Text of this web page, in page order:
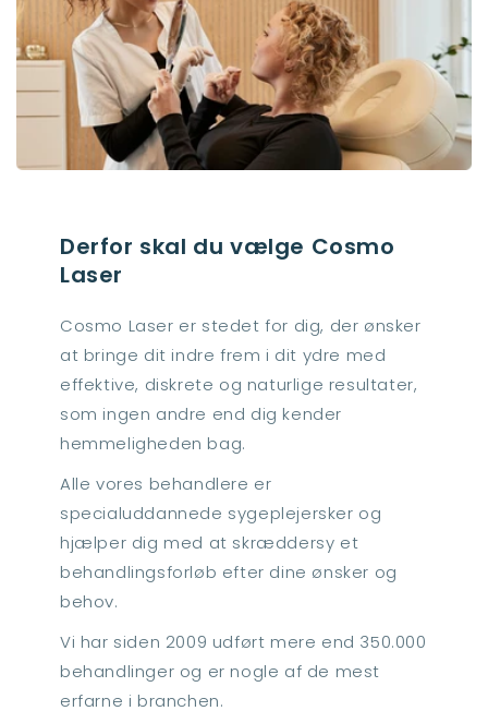
Derfor skal du vælge Cosmo
Laser
Cosmo Laser er stedet for dig, der ønsker
at bringe dit indre frem i dit ydre med
effektive, diskrete og naturlige resultater,
som ingen andre end dig kender
hemmeligheden bag.
Alle vores behandlere er
specialuddannede sygeplejersker og
hjælper dig med at skræddersy et
behandlingsforløb efter dine ønsker og
behov.
Vi har siden 2009 udført mere end 350.000
behandlinger og er nogle af de mest
erfarne i branchen.